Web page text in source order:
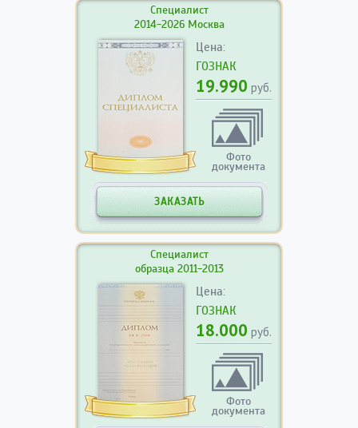
Специалист
2014-2026 Москва
Цена:
ГОЗНАК
19.990 руб.
Фото
документа
ЗАКАЗАТЬ
Специалист
образца 2011-2013
Цена:
ГОЗНАК
18.000 руб.
Фото
документа